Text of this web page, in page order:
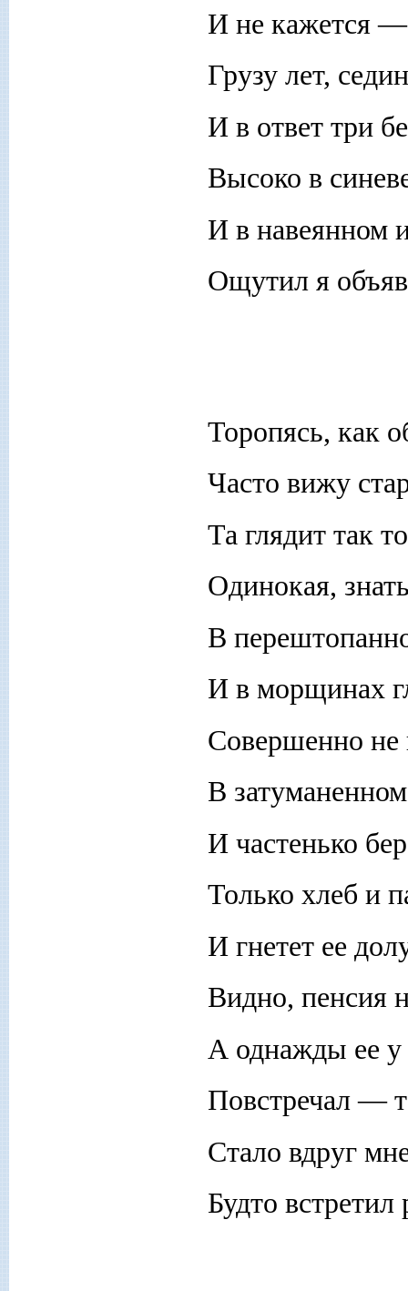
И не кажется
Грузу лет,
И в ответ три
Высоко в
И в навеянном
Ощутил я
Торопясь, как
Часто вижу
Та глядит так
Одинокая,
В
И в морщинах
Совершенно
В
И частенько
Только хлеб и
И гнетет ее
Видно, пенсия
А однажды ее
Повстречал —
Стало вдруг
Будто